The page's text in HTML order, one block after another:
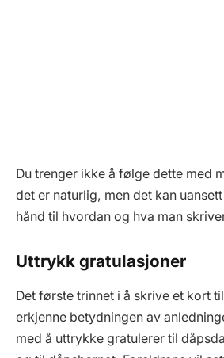
Du trenger ikke å følge dette med
det er naturlig, men det kan
hånd til hvordan og hva man
Uttrykk gratulasjoner
Det første trinnet i å skrive et kort
erkjenne betydningen av
med å uttrykke gratulerer til